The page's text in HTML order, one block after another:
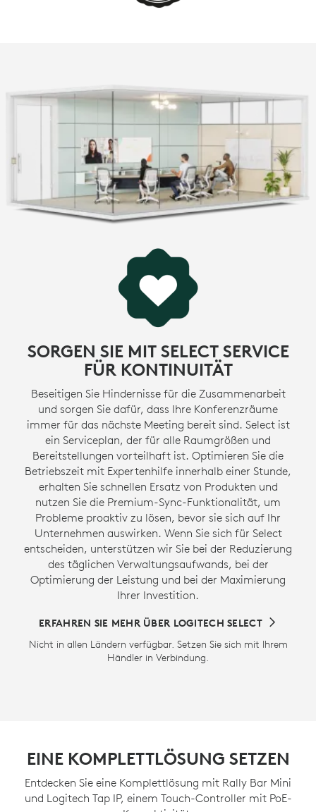
SORGEN SIE MIT SELECT SERVICE
FÜR KONTINUITÄT
Beseitigen Sie Hindernisse für die Zusammenarbeit
und sorgen Sie dafür, dass Ihre Konferenzräume
immer für das nächste Meeting bereit sind. Select ist
ein Serviceplan, der für alle Raumgrößen und
Bereitstellungen vorteilhaft ist. Optimieren Sie die
Betriebszeit mit Expertenhilfe innerhalb einer Stunde,
erhalten Sie schnellen Ersatz von Produkten und
nutzen Sie die Premium-Sync-Funktionalität, um
Probleme proaktiv zu lösen, bevor sie sich auf Ihr
Unternehmen auswirken. Wenn Sie sich für Select
entscheiden, unterstützen wir Sie bei der Reduzierung
des täglichen Verwaltungsaufwands, bei der
Optimierung der Leistung und bei der Maximierung
Ihrer Investition.
ERFAHREN SIE MEHR ÜBER LOGITECH SELECT
Nicht in allen Ländern verfügbar. Setzen Sie sich mit Ihrem
Händler in Verbindung.
EINE KOMPLETTLÖSUNG SETZEN
Entdecken Sie eine Komplettlösung mit Rally Bar Mini
und Logitech Tap IP, einem Touch-Controller mit PoE-